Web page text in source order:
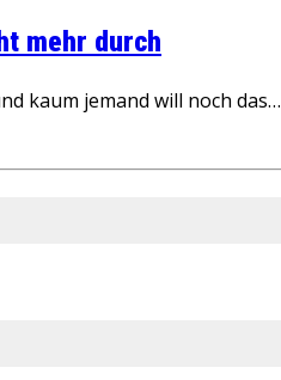
mehr durch
kaum jemand will noch das…